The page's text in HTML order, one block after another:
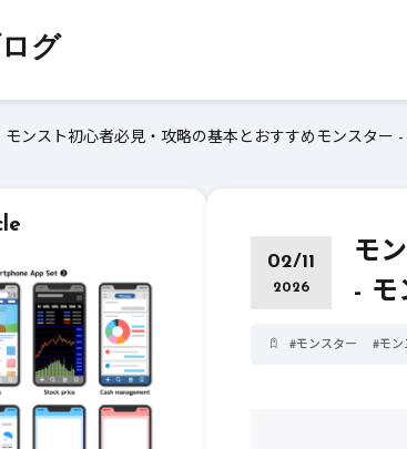
グ
モンスト初心者必見・攻略の基本とおすすめモンスター
02/11
2026
モ
- モ
#モンスター #モン